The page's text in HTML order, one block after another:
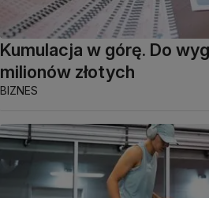
Kumulacja w górę. Do
milionów złotych
BIZNES